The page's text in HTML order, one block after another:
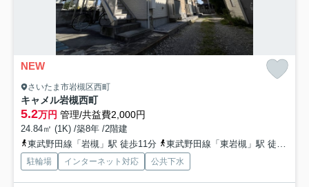
NEW
さいたま市岩槻区西町
キャメル岩槻西町
5.2万円 管理/共益費2,000円
24.84㎡ (1K) /築8年 /2階建
東武野田線「岩槻」駅 徒歩11分
東武野田線「東岩槻」駅 徒歩30分
駐輪場 インターネット対応 公共下水